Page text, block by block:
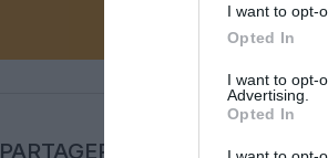
I want to opt-
Opted In
I want to opt-
Advertising.
Opted In
PARTAGER L'ARTICLE